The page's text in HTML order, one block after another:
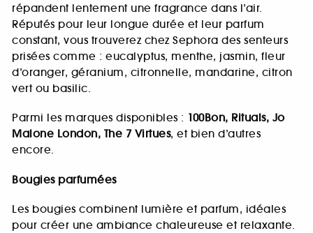
répandent lentement une fragrance dans l’air.
Réputés pour leur longue durée et leur parfum
constant, vous trouverez chez Sephora des senteurs
prisées comme : eucalyptus, menthe, jasmin, fleur
d’oranger, géranium, citronnelle, mandarine, citron
vert ou basilic.
Parmi les marques disponibles : 100Bon, Rituals, Jo
Malone London, The 7 Virtues, et bien d’autres
encore.
Bougies parfumées
Les bougies combinent lumière et parfum, idéales
pour créer une ambiance chaleureuse et relaxante.